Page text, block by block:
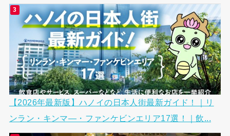
【2026年最新版】ハノイの日本人街最新ガイド！｜リ
ンラン・キンマ―・ファンケビンエリア17選！｜飲...